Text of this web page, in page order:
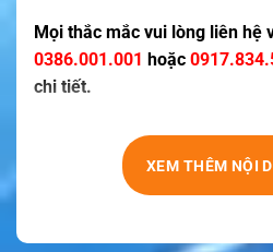
Mọi thắc mắc vui lòng liên hệ
0386.001.001 hoặc
chi tiết.
XEM THÊM NỘI